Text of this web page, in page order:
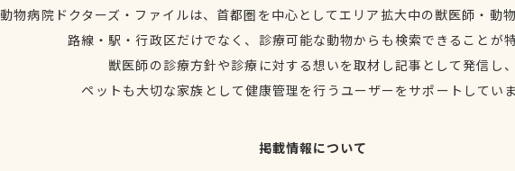
動物病院ドクターズ・ファイルは、首都圏を中心としてエリア拡大中の獣医師・動
路線・駅・行政区だけでなく、診療可能な動物からも検索できることが
獣医師の診療方針や診療に対する想いを取材し記事として発信し
ペットも大切な家族として健康管理を行うユーザーをサポートしてい
掲載情報について